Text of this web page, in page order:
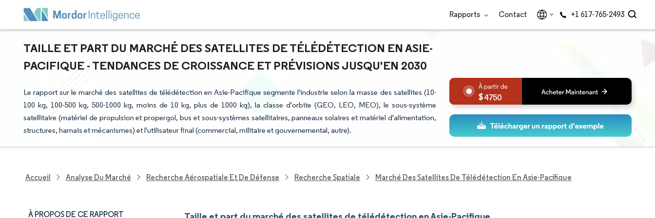
Rapports Contact +1 617-765-2493
TAILLE ET PART DU MARCHÉ DES SATELLITES DE TÉLÉDÉTECTION EN ASIE-
PACIFIQUE - TENDANCES DE CROISSANCE ET PRÉVISIONS JUSQU'EN 2030
Le rapport sur le marché des satellites de télédétection en Asie-Pacifique segmente l'industrie selon la masse des satellites (10-
100 kg, 100-500 kg, 500-1000 kg, moins de 10 kg, plus de 1000 kg), la classe d'orbite (GEO, LEO, MEO), le sous-système
satellitaire (matériel de propulsion et propergol, bus et sous-systèmes satellitaires, panneaux solaires et matériel d'alimentation,
structures, harnais et mécanismes) et l'utilisateur final (commercial, militaire et gouvernemental, autre).
4750
Accueil Analyse Du Marché Recherche Aérospatiale Et De Défense Recherche Spatiale Marché Des Satellites De Télédétection En Asie-Pacifique
À PROPOS DE CE RAPPORT